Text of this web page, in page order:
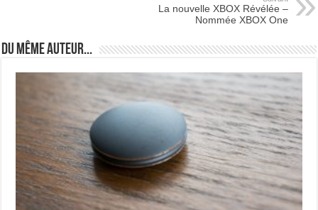
La nouvelle XBOX Révélée –
Nommée XBOX One
Du même auteur...